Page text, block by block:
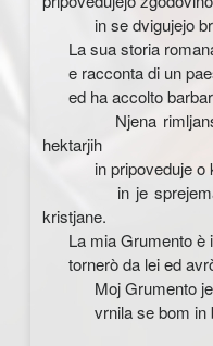
in se dvigujejo
La sua storia
e racconta di un
ed ha accolto
Njena rimljanska
hektarjih
in pripoveduje o
in je sprejemal
kristjane.
La mia Grumento è
tornerò da lei ed
Moj Grumento je
vrnila se bom in